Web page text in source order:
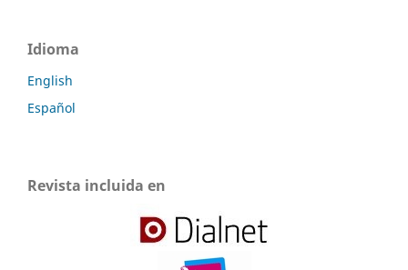
Idioma
English
Español
Revista incluida en